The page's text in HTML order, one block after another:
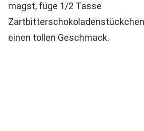
magst, füge 1/2 Tasse
Zartbitterschokoladenstückchen
einen tollen Geschmack.